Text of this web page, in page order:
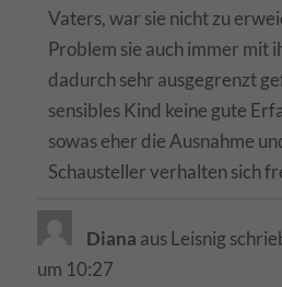
Vaters, war sie nicht zu
Problem sie auch immer mit
dadurch sehr ausgegrenzt
sensibles Kind keine gute
sowas eher die Ausnahme
Schausteller verhalten sich
Diana aus Leisnig
um 10:27